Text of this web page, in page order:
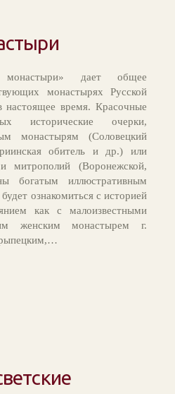
монастыри» дает общее
монастырях Русской
настоящее время. Красочные
исторические очерки,
монастырям (Соловецкий
обитель и др.) или
митрополий (Воронежской,
богатым иллюстративным
ознакомиться с историей
как с малоизвестными
женским монастырем г.